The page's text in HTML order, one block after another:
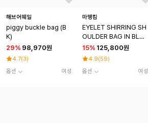
해브어웨일
piggy buckle bag (B
K)
29% 98,970원
4.7(3)
옵션
여성
마뗑킴
EYELET SHIRRING SH
OULDER BAG IN BLA
CK
15% 125,800원
4.9(59)
옵션
여성